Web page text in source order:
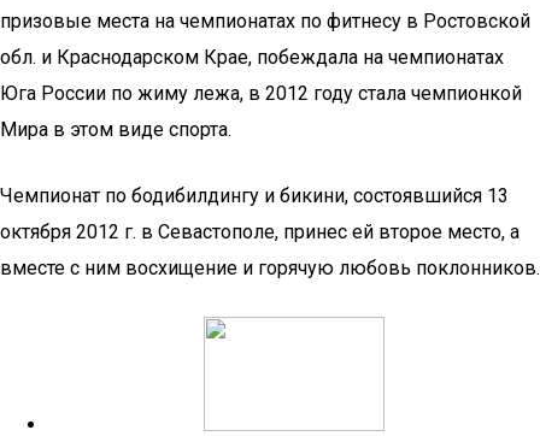
призовые места на чемпионатах по фитнесу в Ростовской
обл. и Краснодарском Крае, побеждала на чемпионатах
Юга России по жиму лежа, в 2012 году стала чемпионкой
Мира в этом виде спорта.
Чемпионат по бодибилдингу и бикини, состоявшийся 13
октября 2012 г. в Севастополе, принес ей второе место, а
вместе с ним восхищение и горячую любовь поклонников.